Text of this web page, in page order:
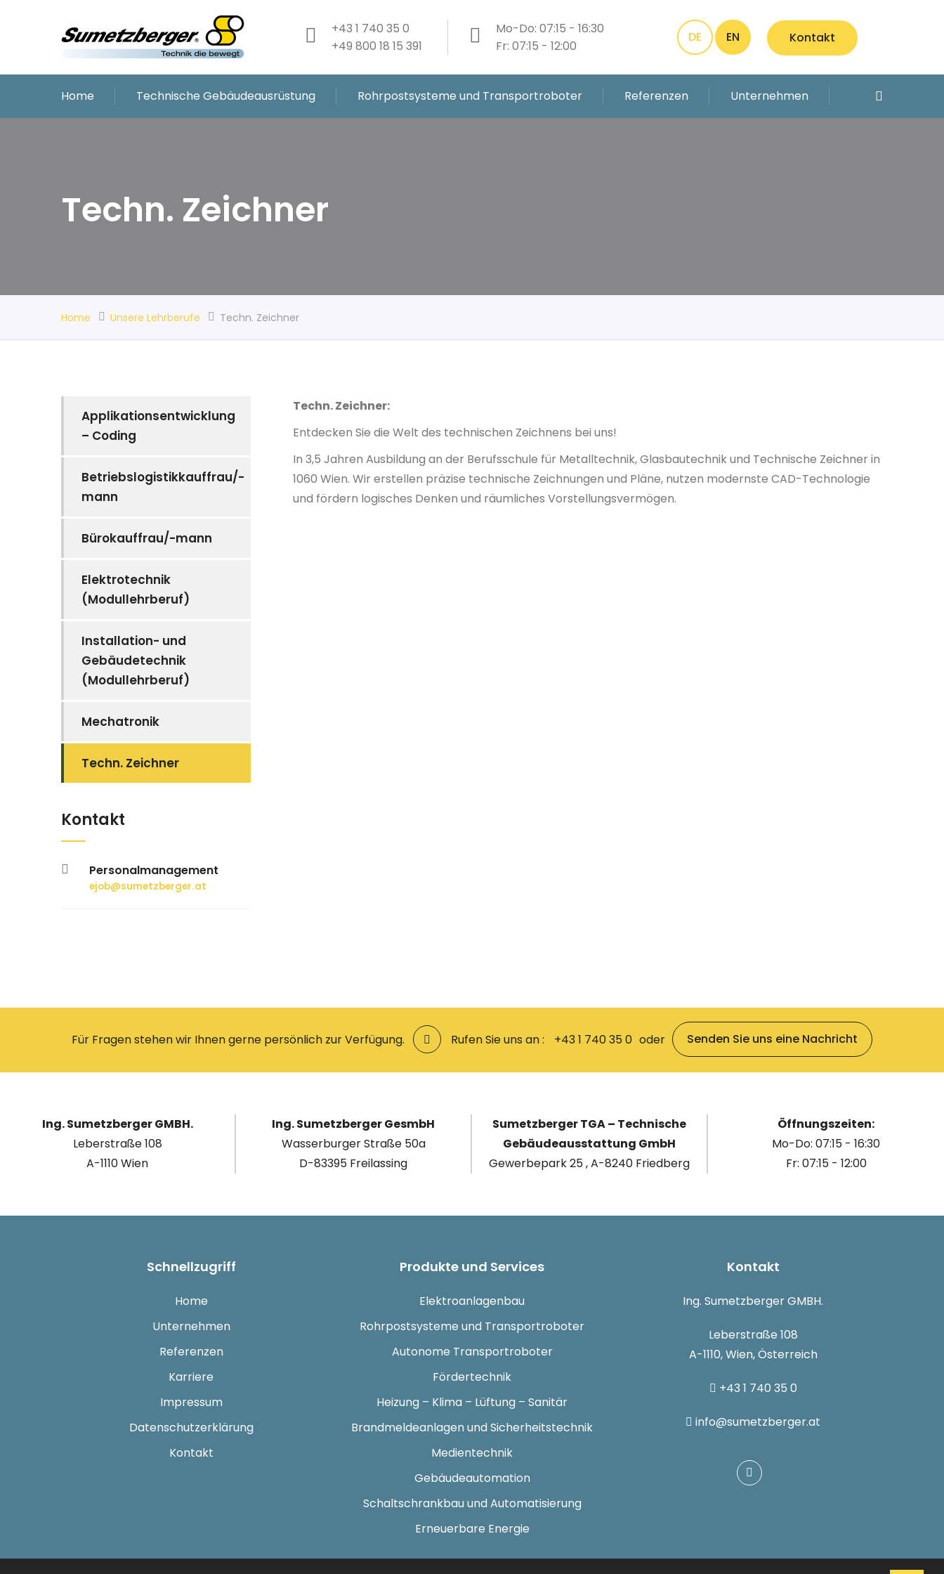
+43 1 740 35 0
+49 800 18 15 391
Mo-Do: 07:15 - 16:30
Fr: 07:15 - 12:00
DE EN Kontakt
Home Technische Gebäudeausrüstung Rohrpostsysteme und Transportroboter Referenzen Unternehmen
Techn. Zeichner
Home Unsere Lehrberufe Techn. Zeichner
Techn. Zeichner:
Entdecken Sie die Welt des technischen Zeichnens bei uns!
In 3,5 Jahren Ausbildung an der Berufsschule für Metalltechnik, Glasbautechnik und Technische Zeichner in
1060 Wien. Wir erstellen präzise technische Zeichnungen und Pläne, nutzen modernste CAD-Technologie
und fördern logisches Denken und räumliches Vorstellungsvermögen.
Applikationsentwicklung
– Coding
Betriebslogistikkauffrau/-
mann
Bürokauffrau/-mann
Elektrotechnik
(Modullehrberuf)
Installation- und
Gebäudetechnik
(Modullehrberuf)
Mechatronik
Techn. Zeichner
Kontakt
Personalmanagement
ejob@sumetzberger.at
Für Fragen stehen wir Ihnen gerne persönlich zur Verfügung. Rufen Sie uns an : +43 1 740 35 0 oder Senden Sie uns eine Nachricht
Ing. Sumetzberger GMBH.
Leberstraße 108
A-1110 Wien
Ing. Sumetzberger GesmbH
Wasserburger Straße 50a
D-83395 Freilassing
Sumetzberger TGA – Technische
Gebäudeausstattung GmbH
Gewerbepark 25 , A-8240 Friedberg
Öffnungszeiten:
Mo-Do: 07:15 - 16:30
Fr: 07:15 - 12:00
Schnellzugriff
Home
Unternehmen
Referenzen
Karriere
Impressum
Datenschutzerklärung
Kontakt
Produkte und Services
Elektroanlagenbau
Rohrpostsysteme und Transportroboter
Autonome Transportroboter
Fördertechnik
Heizung – Klima – Lüftung – Sanitär
Brandmeldeanlagen und Sicherheitstechnik
Medientechnik
Gebäudeautomation
Schaltschrankbau und Automatisierung
Erneuerbare Energie
Kontakt
Ing. Sumetzberger GMBH.
Leberstraße 108
A-1110, Wien, Österreich
+43 1 740 35 0
info@sumetzberger.at